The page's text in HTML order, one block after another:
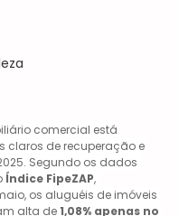
comercial está
claros de recuperação e
Segundo os dados
Índice FipeZAP,
os aluguéis de imóveis
alta de 1,08% apenas no